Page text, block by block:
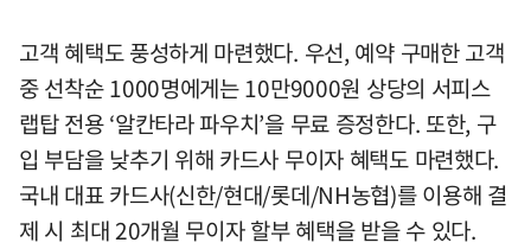
고객 혜택도 풍성하게 마련했다. 우선, 예약 구매한 고객
중 선착순 1000명에게는 10만9000원 상당의 서피스
랩탑 전용 ‘알칸타라 파우치’을 무료 증정한다. 또한, 구
입 부담을 낮추기 위해 카드사 무이자 혜택도 마련했다.
국내 대표 카드사(신한/현대/롯데/NH농협)를 이용해 결
제 시 최대 20개월 무이자 할부 혜택을 받을 수 있다.